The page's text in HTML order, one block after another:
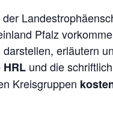
Pfalz
erläutern
HRL und die
Kreisgruppen